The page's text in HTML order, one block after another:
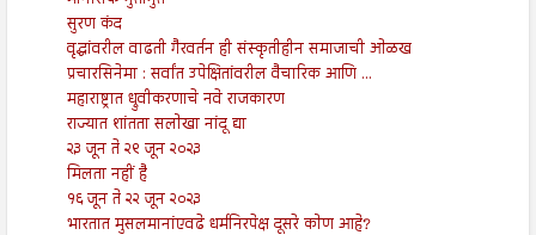
सुरण कंद
वृद्धांवरील वाढती गैरवर्तन ही संस्कृतीहीन समाजाची ओळख
प्रचारसिनेमा : सर्वांत उपेक्षितांवरील वैचारिक आणि ...
महाराष्ट्रात ध्रुवीकरणाचे नवे राजकारण
राज्यात शांतता सलोखा नांदू द्या
२३ जून ते २९ जून २०२३
मिलता नहीं है
१६ जून ते २२ जून २०२३
भारतात मुसलमानांएवढे धर्मनिरपेक्ष दूसरे कोण आहे?